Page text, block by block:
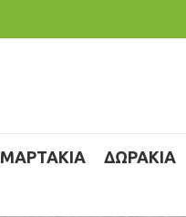
ΜΑΡΤΑΚΙΑ ΔΩΡΑΚΙΑ